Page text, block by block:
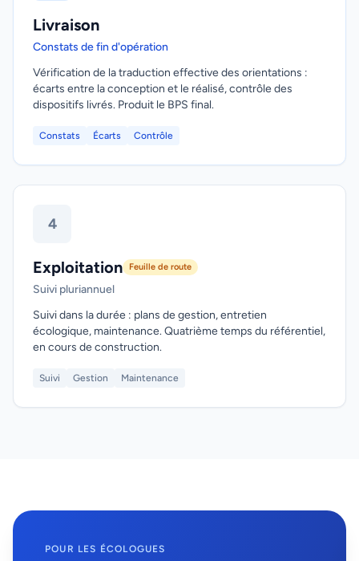
Livraison
Constats de fin d'opération
Vérification de la traduction effective des orientations :
écarts entre la conception et le réalisé, contrôle des
dispositifs livrés. Produit le BPS final.
Constats Écarts Contrôle
4
Exploitation Feuille de route
Suivi pluriannuel
Suivi dans la durée : plans de gestion, entretien
écologique, maintenance. Quatrième temps du référentiel,
en cours de construction.
Suivi Gestion Maintenance
POUR LES ÉCOLOGUES